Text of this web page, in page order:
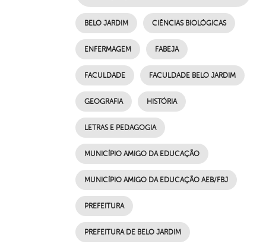
BELO JARDIM CIÊNCIAS BIOLÓGICAS
ENFERMAGEM FABEJA
FACULDADE FACULDADE BELO JARDIM
GEOGRAFIA HISTÓRIA
LETRAS E PEDAGOGIA
MUNICÍPIO AMIGO DA EDUCAÇÃO
MUNICÍPIO AMIGO DA EDUCAÇÃO AEB/FBJ
PREFEITURA
PREFEITURA DE BELO JARDIM